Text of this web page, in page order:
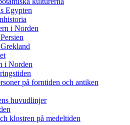
Egypten
i Norden
i Norden
på forntiden och antiken
huvudlinjer
klostren på medeltiden